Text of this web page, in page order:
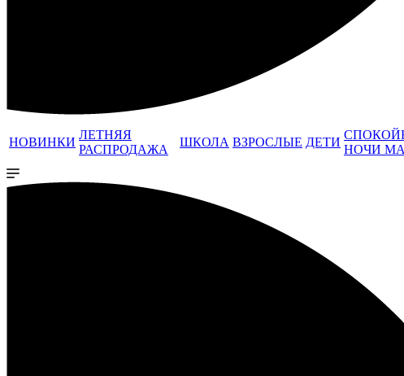
НОВИНКИ
ЛЕТНЯЯ
РАСПРОДАЖА
ШКОЛА ВЗРОСЛЫЕ ДЕТИ
НОЧИ